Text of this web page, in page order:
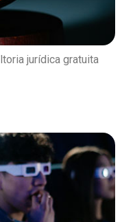
jurídica gratuita